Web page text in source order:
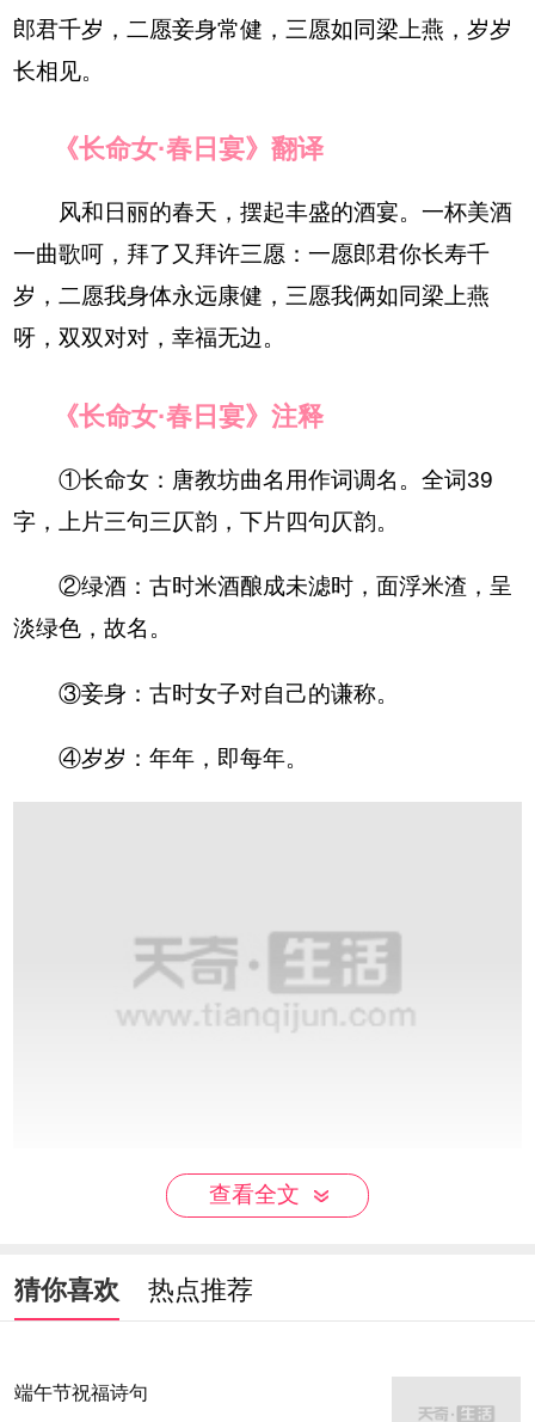
郎君千岁，二愿妾身常健，三愿如同梁上燕，岁岁
长相见。
《长命女·春日宴》翻译
风和日丽的春天，摆起丰盛的酒宴。一杯美酒
一曲歌呵，拜了又拜许三愿：一愿郎君你长寿千
岁，二愿我身体永远康健，三愿我俩如同梁上燕
呀，双双对对，幸福无边。
《长命女·春日宴》注释
①长命女：唐教坊曲名用作词调名。全词39
字，上片三句三仄韵，下片四句仄韵。
②绿酒：古时米酒酿成未滤时，面浮米渣，呈
淡绿色，故名。
③妾身：古时女子对自己的谦称。
④岁岁：年年，即每年。
《长命女·春日宴》赏析
这首词实际是祝酒词，描写春日开宴时，夫妇
双方祝酒陈愿。前两愿分别祝郎君与自己长寿健
词三愿对于人问恩爱夫妇而苦则相当典型，主人公
查看全文
猜你喜欢 热点推荐
端午节祝福诗句